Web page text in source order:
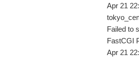
Apr 21
Failed to
FastCGI
Apr 21